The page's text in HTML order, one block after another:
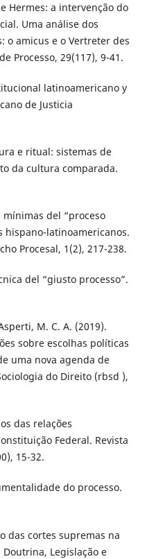
Hermes: a intervenção do
Uma análise dos
o amicus e o Vertreter des
Processo, 29(117), 9-41.
latinoamericano y
de Justicia
e ritual: sistemas de
da cultura comparada.
mínimas del “proceso
hispano-latinoamericanos.
Procesal, 1(2), 217-238.
del “giusto processo”.
M. C. A. (2019).
sobre escolhas políticas
uma nova agenda de
do Direito (rbsd ),
das relações
Federal. Revista
15-32.
do processo.
das cortes supremas na
Doutrina, Legislação e